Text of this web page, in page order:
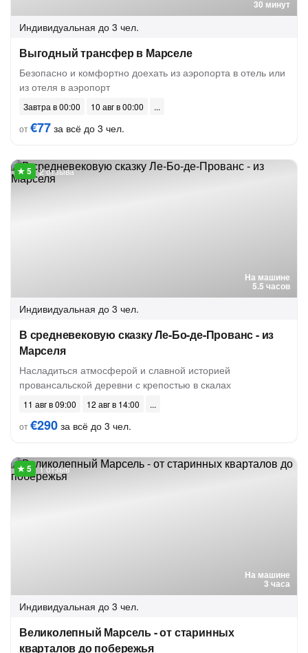
30 минут
Индивидуальная до 3 чел.
Выгодный трансфер в Марселе
Безопасно и комфортно доехать из аэропорта в отель или
из отеля в аэропорт
Завтра в 00:00
10 авг в 00:00
от€77 за всё до 3 чел.
На машине
5.5 часов
2 отзыва
Индивидуальная до 3 чел.
В средневековую сказку Ле-Бо-де-Прованс - из
Марселя
Насладиться атмосферой и славной историей
провансальской деревни с крепостью в скалах
11 авг в 09:00
12 авг в 14:00
от€290 за всё до 3 чел.
На машине
3 часа
1 отзыв
Индивидуальная до 3 чел.
Великолепный Марсель - от старинных
кварталов до побережья